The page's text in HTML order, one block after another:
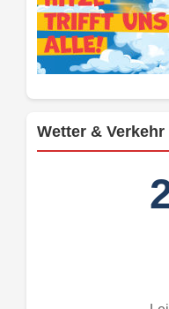
Wetter & Verkehr